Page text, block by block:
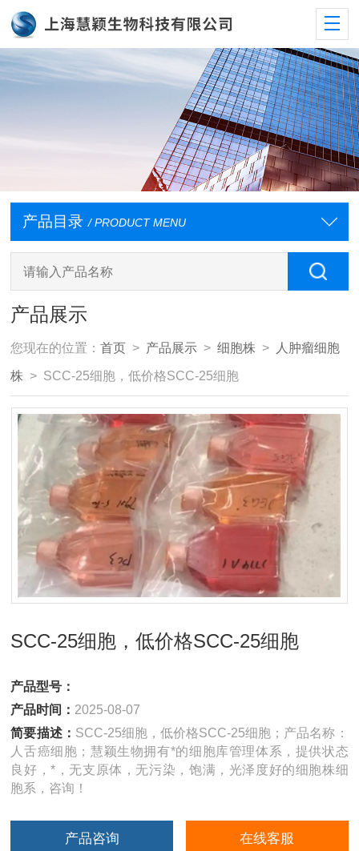
产品目录 / PRODUCT MENU
产品展示
您现在的位置：首页 > 产品展示 >细胞株 > 人肿瘤细胞
株 > SCC-25细胞，低价格SCC-25细胞
SCC-25细胞，低价格SCC-25细胞
产品型号：
产品时间： 2025-08-07
简要描述： SCC-25细胞，低价格SCC-25细胞；产品名称：
人舌癌细胞；慧颖生物拥有*的细胞库管理体系，提供状态
良好，*，无支原体，无污染，饱满，光泽度好的细胞株细
胞系，咨询！
产品咨询 在线客服